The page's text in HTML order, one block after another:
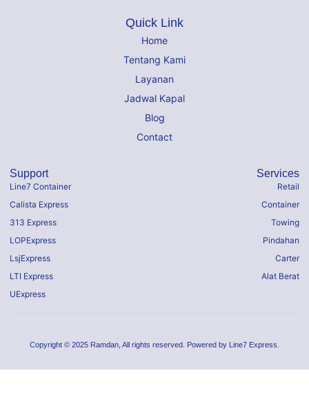
Quick Link
Home
Tentang Kami
Layanan
Jadwal Kapal
Blog
Contact
Support
Line7 Container
Calista Express
313 Express
LOPExpress
LsjExpress
LTI Express
UExpress
Services
Retail
Container
Towing
Pindahan
Carter
Alat Berat
Copyright © 2025 Ramdan, All rights reserved. Powered by Line7 Express.